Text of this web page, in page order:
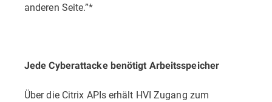
anderen Seite.”*
Jede Cyberattacke benötigt Arbeitsspeicher
Über die Citrix APIs erhält HVI Zugang zum